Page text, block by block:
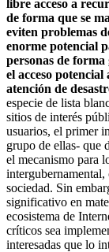
libre acceso a
de forma que se
eviten problemas
enorme potencial
personas de
el acceso potencial
atención de
especie de lista
sitios de interés
usuarios, el primer
grupo de ellas- que
el mecanismo para
intergubernamental,
sociedad. Sin
significativo en
ecosistema de
críticos sea
interesadas que lo